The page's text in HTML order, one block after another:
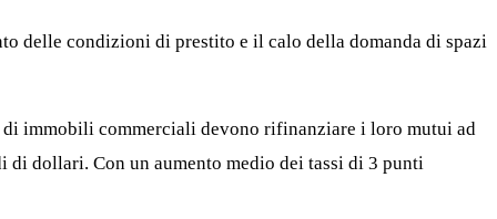
delle condizioni di prestito e il calo della domanda di spazi
di immobili commerciali devono rifinanziare i loro mutui ad
dollari. Con un aumento medio dei tassi di 3 punti